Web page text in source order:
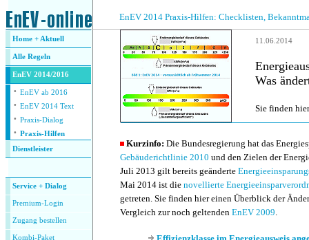
EnEV 2014 Praxis-Hilfen: Checklisten,
Home + Aktuell
Alle Regeln
EnEV 2014/2016
· EnEV ab 2016
· EnEV 2014 Text
· Praxis-Dialog
· Praxis-Hilfen
Dienstleister
Service + Dialog
Premium-Login
Zugang bestellen
Kombi-Paket
11.06.2014
Was
Sie finden
Kurzinfo: Die Bundesregierung hat das
Gebäuderichtlinie 2010 und den Zielen der
Juli 2013 gilt bereits geänderte
Mai 2014 ist die novellierte
getreten. Sie finden hier einen Überblick der
Vergleich zur noch geltenden EnEV 2009.